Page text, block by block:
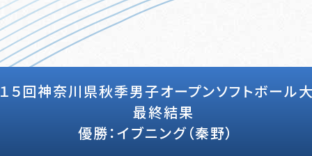
５回神奈川県秋季男子オープンソフトボール
最終結果
優勝：イブニング（秦野）